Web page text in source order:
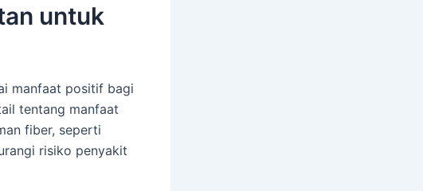
untuk
manfaat positif bagi
tentang manfaat
fiber, seperti
risiko penyakit